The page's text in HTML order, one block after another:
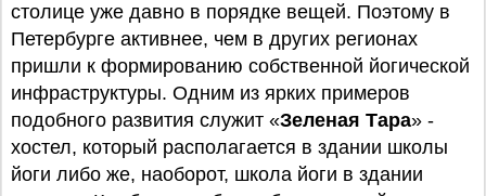
столице уже давно в порядке вещей. Поэтому в
Петербурге активнее, чем в других регионах
пришли к формированию собственной йогической
инфраструктуры. Одним из ярких примеров
подобного развития служит «Зеленая Тара» -
хостел, который располагается в здании школы
йоги либо же, наоборот, школа йоги в здании